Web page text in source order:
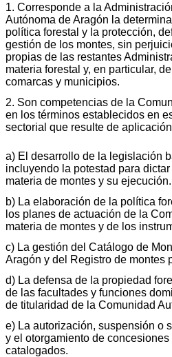
1. Corresponde a la
Autónoma de Aragón la
política forestal y la protección,
gestión de los montes, sin
propias de las restantes
materia forestal y, en particular,
comarcas y municipios.
2. Son competencias de la
en los términos establecidos en
sectorial que resulte de
a) El desarrollo de la legislación
incluyendo la potestad para
materia de montes y su ejecución.
b) La elaboración de la política
los planes de actuación de la
materia de montes y de los
c) La gestión del Catálogo de
Aragón y del Registro de montes
d) La defensa de la propiedad
de las facultades y funciones
de titularidad de la Comunidad
e) La autorización, suspensión o
y el otorgamiento de
catalogados.